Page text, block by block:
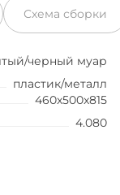
Схема сборки
черный муар
пластик/металл
460x500x815
4.080